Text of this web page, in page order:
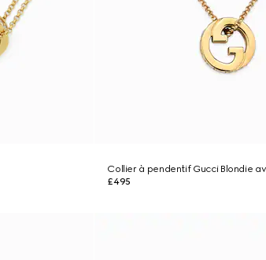
Collier à pendentif Gucci Blondie
£495